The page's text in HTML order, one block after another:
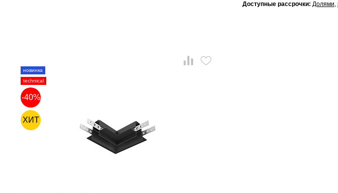
Доступные рассрочки: Долями,
новинка
technical
-40%
ХИТ